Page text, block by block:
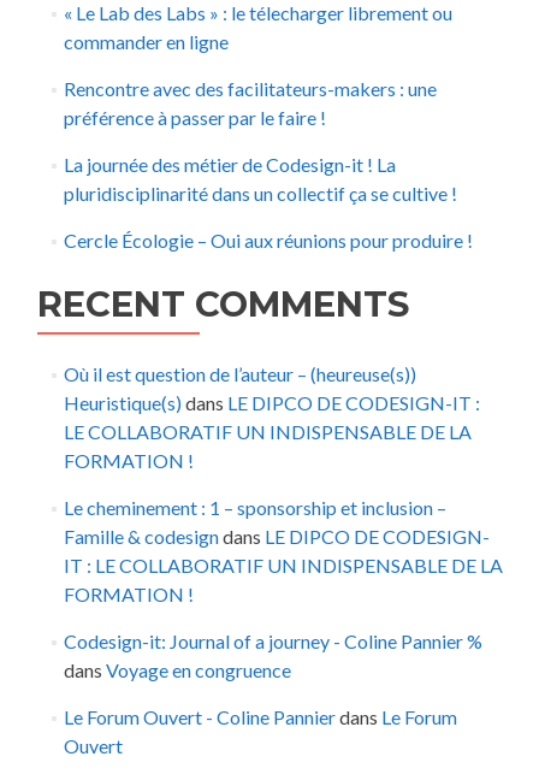
« Le Lab des Labs » : le télecharger librement ou
commander en ligne
Rencontre avec des facilitateurs-makers : une
préférence à passer par le faire !
La journée des métier de Codesign-it ! La
pluridisciplinarité dans un collectif ça se cultive !
Cercle Écologie – Oui aux réunions pour produire !
RECENT COMMENTS
Où il est question de l’auteur – (heureuse(s))
Heuristique(s)dans LE DIPCO DE CODESIGN-IT :
LE COLLABORATIF UN INDISPENSABLE DE LA
FORMATION !
Le cheminement : 1 – sponsorship et inclusion –
Famille & codesigndans LE DIPCO DE CODESIGN-
IT : LE COLLABORATIF UN INDISPENSABLE DE LA
FORMATION !
Codesign-it: Journal of a journey - Coline Pannier %
dans Voyage en congruence
Le Forum Ouvert - Coline Pannierdans Le Forum
Ouvert